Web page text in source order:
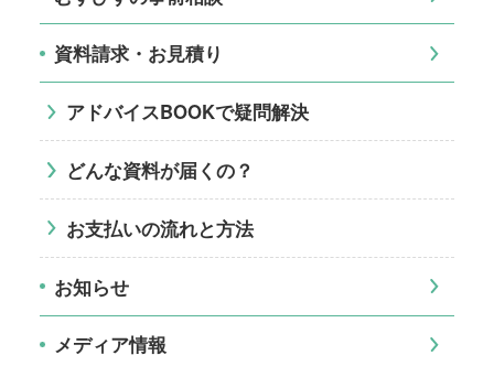
資料請求・お見積り
アドバイスBOOKで疑問解決
どんな資料が届くの？
お支払いの流れと方法
お知らせ
メディア情報